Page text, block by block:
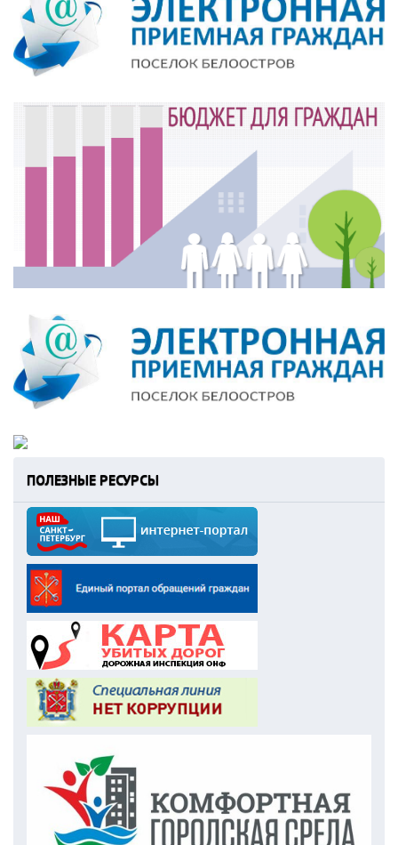
ПОЛЕЗНЫЕ РЕСУРСЫ